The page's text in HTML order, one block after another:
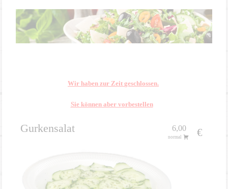
Wir haben zur Zeit geschlossen.
Sie können aber vorbestellen
Gurkensalat 6,00
normal €